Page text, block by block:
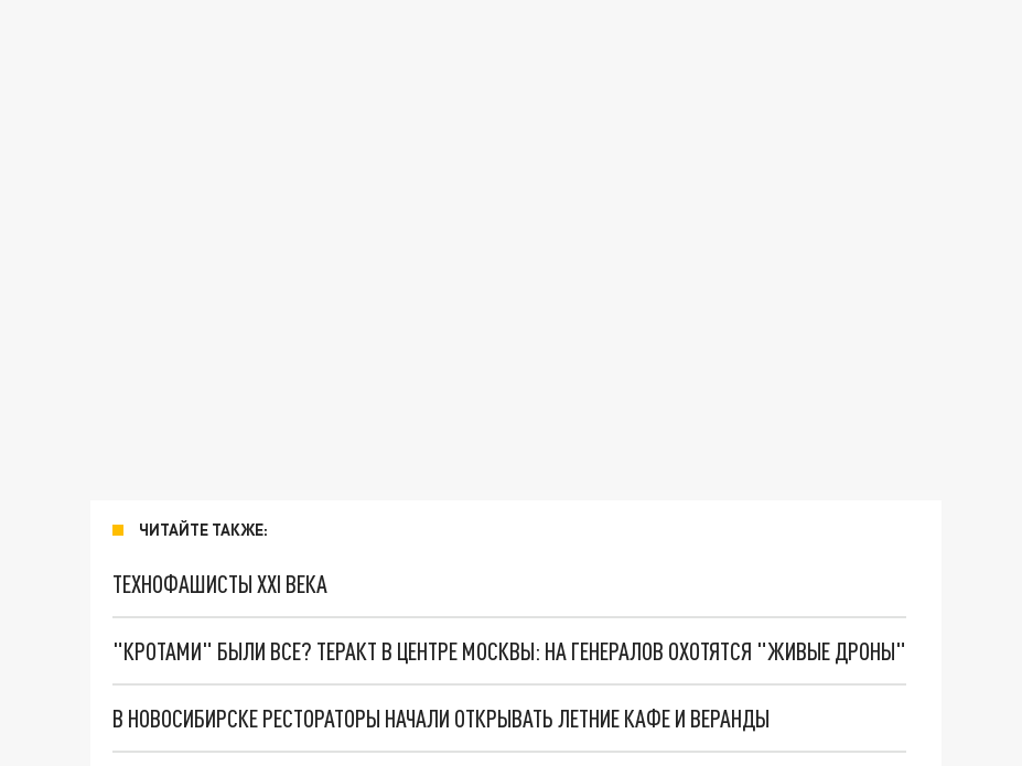
ЧИТАЙТЕ ТАКЖЕ:
ТЕХНОФАШИСТЫ XXI ВЕКА
"КРОТАМИ" БЫЛИ ВСЕ? ТЕРАКТ В ЦЕНТРЕ МОСКВЫ: НА ГЕНЕРАЛОВ ОХОТЯТСЯ "ЖИВЫЕ ДРОНЫ"
В НОВОСИБИРСКЕ РЕСТОРАТОРЫ НАЧАЛИ ОТКРЫВАТЬ ЛЕТНИЕ КАФЕ И ВЕРАНДЫ